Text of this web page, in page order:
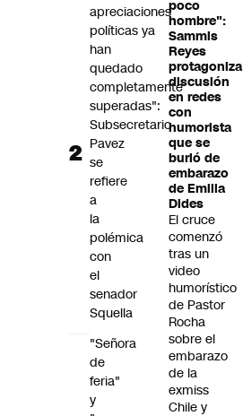
poco
hombre":
Sammis
Reyes
protagoniza
discusión
en redes
con
humorista
que se
burló de
embarazo
de Emilia
Dides
El cruce
comenzó
tras un
video
humorístico
de Pastor
Rocha
sobre el
embarazo
de la
exmiss
Chile y
apreciaciones
políticas ya
han
quedado
completamente
superadas":
Subsecretario
Pavez
se
refiere
a
la
polémica
con
el
senador
Squella
"Señora
de
feria"
y